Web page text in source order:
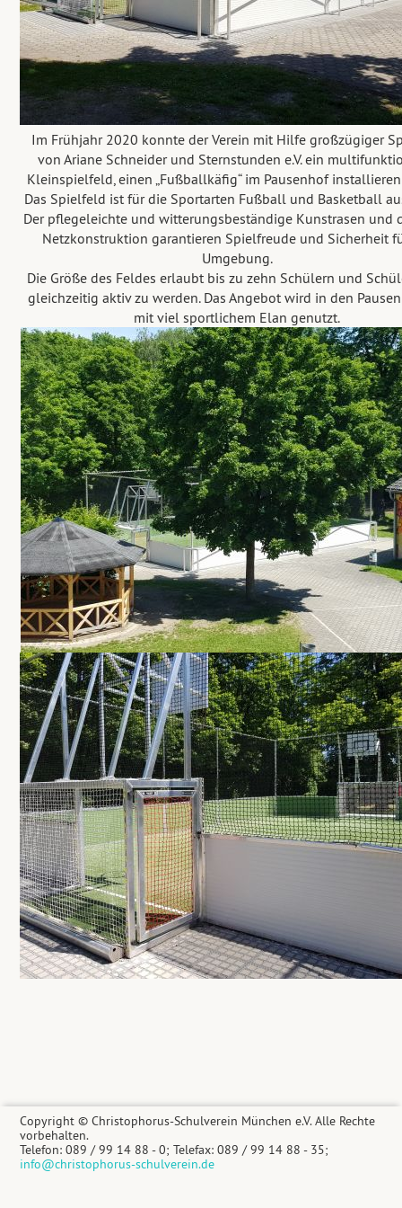
Im Frühjahr 2020 konnte der Verein mit Hilfe großzügiger
von Ariane Schneider und Sternstunden e.V. ein
Kleinspielfeld, einen „Fußballkäfig“ im Pausenhof
Das Spielfeld ist für die Sportarten Fußball und Basketball
Der pflegeleichte und witterungsbeständige Kunstrasen und
Netzkonstruktion garantieren Spielfreude und Sicherheit
Umgebung.
Die Größe des Feldes erlaubt bis zu zehn Schülern und
gleichzeitig aktiv zu werden. Das Angebot wird in den
mit viel sportlichem Elan genutzt.
Copyright © Christophorus-Schulverein München e.V. Alle Rechte
vorbehalten.
Telefon: 089 / 99 14 88 - 0; Telefax: 089 / 99 14 88 - 35;
info@christophorus-schulverein.de